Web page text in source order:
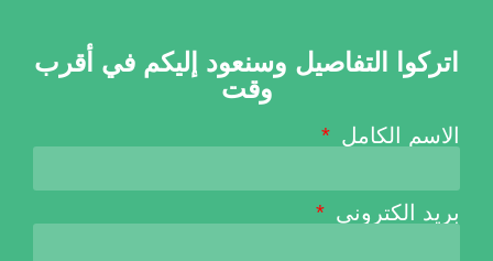
اتركوا التفاصيل وسنعود إليكم في أقرب
وقت
الاسم الكامل
بريد الكتروني